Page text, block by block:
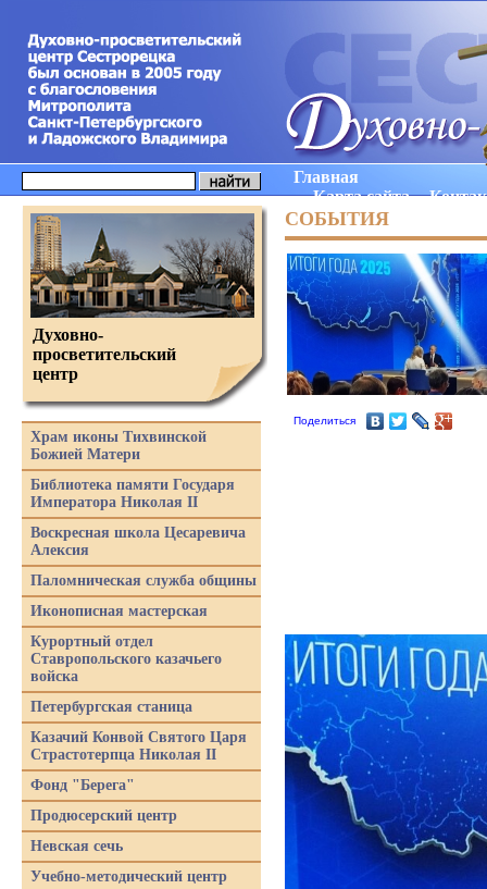
Главная
Карта сайта
СОБЫТИЯ
Поделиться
Духовно-
просветительский
центр
Храм иконы Тихвинской
Божией Матери
Библиотека памяти Государя
Императора Николая II
Воскресная школа Цесаревича
Алексия
Паломническая служба общины
Иконописная мастерская
Курортный отдел
Ставропольского казачьего
войска
Петербургская станица
Казачий Конвой Святого Царя
Страстотерпца Николая II
Фонд "Берега"
Продюсерский центр
Невская сечь
Учебно-методический центр